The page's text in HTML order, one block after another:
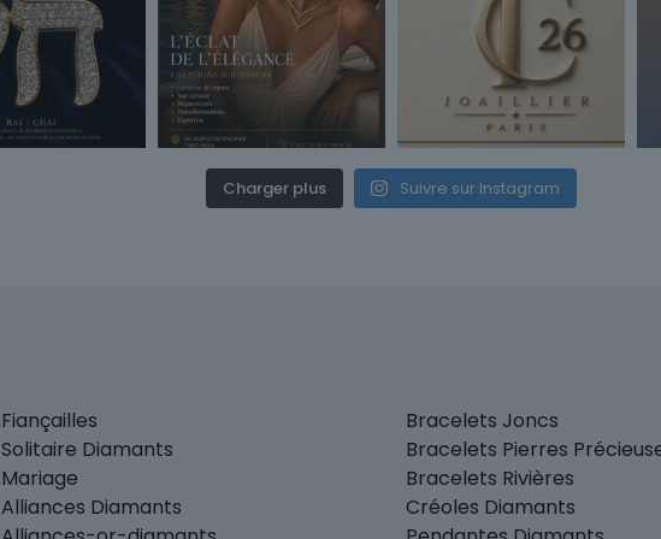
Charger plus Suivre sur Instagram
Fiançailles
Solitaire Diamants
Mariage
Alliances Diamants
Bracelets Joncs
Bracelets Pierres
Bracelets Rivières
Créoles Diamants